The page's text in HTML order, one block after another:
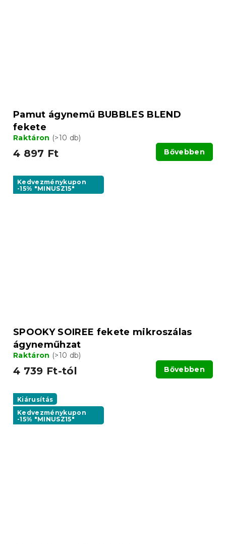
Pamut ágynemű BUBBLES BLEND
fekete
Raktáron (>10 db)
4 897 Ft Bővebben
Kedvezménykupon
-15% "MINUSZ15"
SPOOKY SOIREE fekete mikroszálas
ágyneműhzat
Raktáron (>10 db)
4 739 Ft-tól Bővebben
Kiárusítás
Kedvezménykupon
-15% "MINUSZ15"